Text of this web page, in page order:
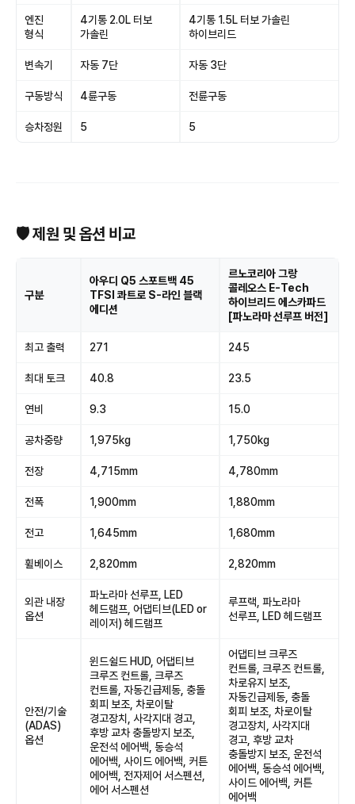
엔진
형식
4기통 2.0L 터보
가솔린
4기통 1.5L 터보 가솔린
하이브리드
변속기 자동 7단 자동 3단
구동방식 4륜구동 전륜구동
승차정원 5 5
🛡 제원 및 옵션 비교
구분
아우디 Q5 스포트백 45
TFSI 콰트로 S-라인 블랙
에디션
르노코리아 그랑
콜레오스 E-Tech
하이브리드 에스카파드
[파노라마 선루프 버전]
최고 출력 271 245
최대 토크 40.8 23.5
연비 9.3 15.0
공차중량 1,975kg 1,750kg
전장 4,715mm 4,780mm
전폭 1,900mm 1,880mm
전고 1,645mm 1,680mm
휠베이스 2,820mm 2,820mm
외관 내장
옵션
파노라마 선루프, LED
헤드램프, 어댑티브(LED or
레이저) 헤드램프
루프랙, 파노라마
선루프, LED 헤드램프
안전/기술
(ADAS)
옵션
윈드쉴드 HUD, 어댑티브
크루즈 컨트롤, 크루즈
컨트롤, 자동긴급제동, 충돌
회피 보조, 차로이탈
경고장치, 사각지대 경고,
후방 교차 충돌방지 보조,
운전석 에어백, 동승석
에어백, 사이드 에어백, 커튼
에어백, 전자제어 서스펜션,
에어 서스펜션
어댑티브 크루즈
컨트롤, 크루즈 컨트롤,
차로유지 보조,
자동긴급제동, 충돌
회피 보조, 차로이탈
경고장치, 사각지대
경고, 후방 교차
충돌방지 보조, 운전석
에어백, 동승석 에어백,
사이드 에어백, 커튼
에어백